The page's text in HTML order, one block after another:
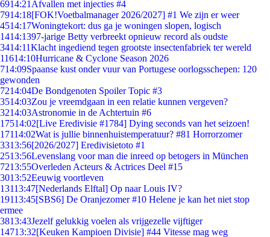
6914:21 Afvallen met injecties #4
7914:18[FOK!Voetbalmanager 2026/2027] #1 We zijn er weer
4514:17Woningtekort: dus ga je woningen slopen, logisch
1414:1397-jarige Betty verbreekt opnieuw record als oudste
3414:11Klacht ingediend tegen grootste insectenfabriek ter wereld
11614:10Hurricane & Cyclone Season 2026
714:09Spaanse kust onder vuur van Portugese oorlogsschepen: 120
gewonden
7214:04De Bondgenoten Spoiler Topic #3
3514:03Zou je vreemdgaan in een relatie kunnen vergeven?
3214:03Astronomie in de Achtertuin #6
17514:02[Live Eredivisie #1784] Dying seconds van het seizoen!
17114:02Wat is jullie binnenhuistemperatuur? #81 Horrorzomer
3313:56[2026/2027] Eredivisietoto #1
2513:56Levenslang voor man die inreed op betogers in München
7213:55Overleden Acteurs & Actrices Deel #15
3013:52Eeuwig voortleven
13113:47[Nederlands Elftal] Op naar Louis IV?
19113:45[SBS6] De Oranjezomer #10 Helene je kan het niet stop
ermee
3813:43Jezelf gelukkig voelen als vrijgezelle vijftiger
14713:32[Keuken Kampioen Divisie] #44 Vitesse mag weg